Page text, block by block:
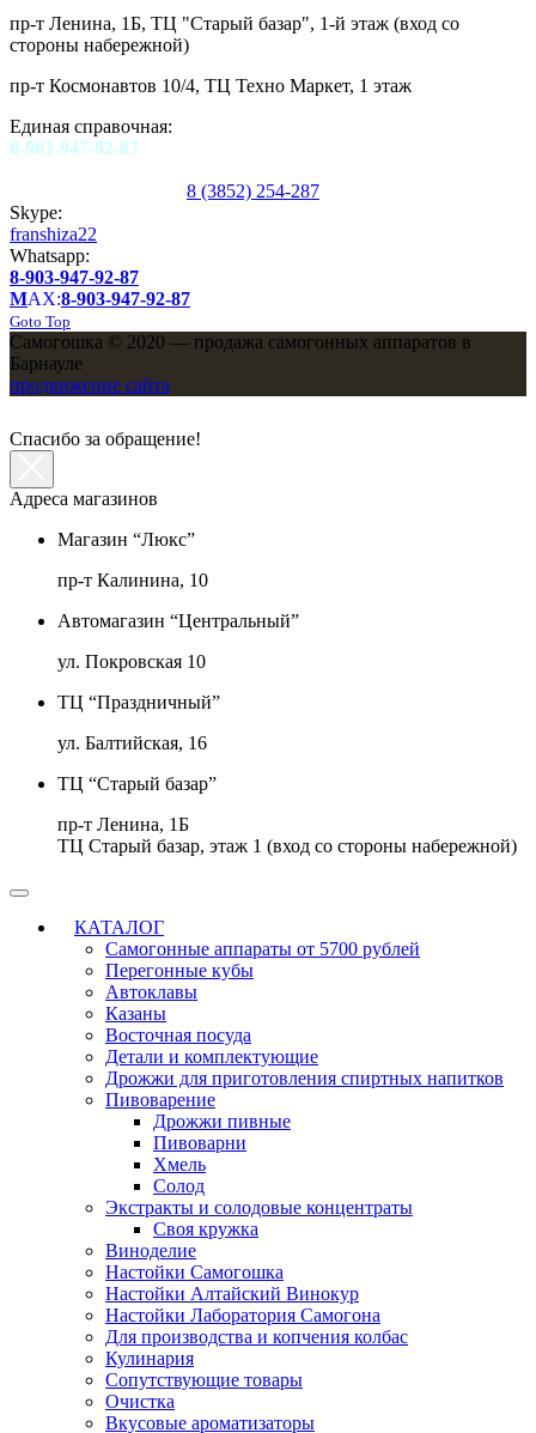
пр-т Ленина, 1Б, ТЦ "Старый базар", 1-й этаж (вход со
стороны набережной)
пр-т Космонавтов 10/4, ТЦ Техно Маркет, 1 этаж
Единая справочная:
8-903-947-92-87
8 (3852) 254-287
Skype:
franshiza22
Whatsapp:
8-903-947-92-87
MAX:8-903-947-92-87
Goto Top
Самогошка © 2020 — продажа самогонных аппаратов в
Барнауле
продвижение сайта
Спасибо за обращение!
Адреса магазинов
Магазин “Люкс”
пр-т Калинина, 10
Автомагазин “Центральный”
ул. Покровская 10
ТЦ “Праздничный”
ул. Балтийская, 16
ТЦ “Старый базар”
пр-т Ленина, 1Б
ТЦ Старый базар, этаж 1 (вход со стороны набережной)
КАТАЛОГ
Самогонные аппараты от 5700 рублей
Перегонные кубы
Автоклавы
Казаны
Восточная посуда
Детали и комплектующие
Дрожжи для приготовления спиртных напитков
Пивоварение
Дрожжи пивные
Пивоварни
Хмель
Солод
Экстракты и солодовые концентраты
Своя кружка
Виноделие
Настойки Самогошка
Настойки Алтайский Винокур
Настойки Лаборатория Самогона
Для производства и копчения колбас
Кулинария
Сопутствующие товары
Очистка
Вкусовые ароматизаторы